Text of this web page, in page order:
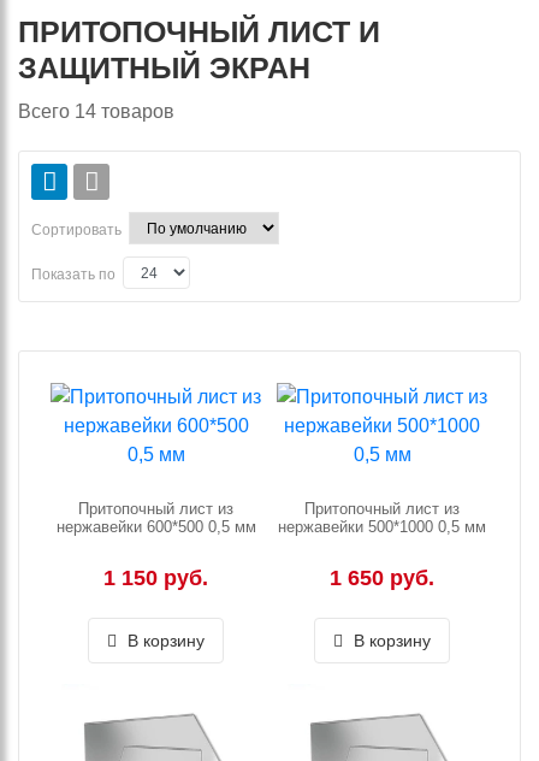
ПРИТОПОЧНЫЙ ЛИСТ И
ЗАЩИТНЫЙ ЭКРАН
Всего 14 товаров
Сортировать
Показать по
Притопочный лист из
нержавейки 600*500 0,5 мм
1 150 руб.
В корзину
Притопочный лист из
нержавейки 500*1000 0,5 мм
1 650 руб.
В корзину